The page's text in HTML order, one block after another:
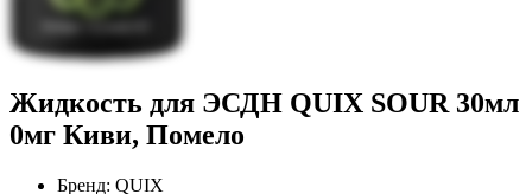
Жидкость для ЭСДН QUIX SOUR 30мл
0мг Киви, Помело
Бренд: QUIX